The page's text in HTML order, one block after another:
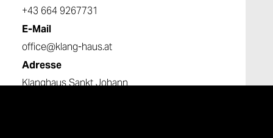
+43 664 9267731
E-Mail
office@klang-haus.at
Adresse
Klanghaus Sankt Johann
© 2026 Klanghaus. All rights reserved